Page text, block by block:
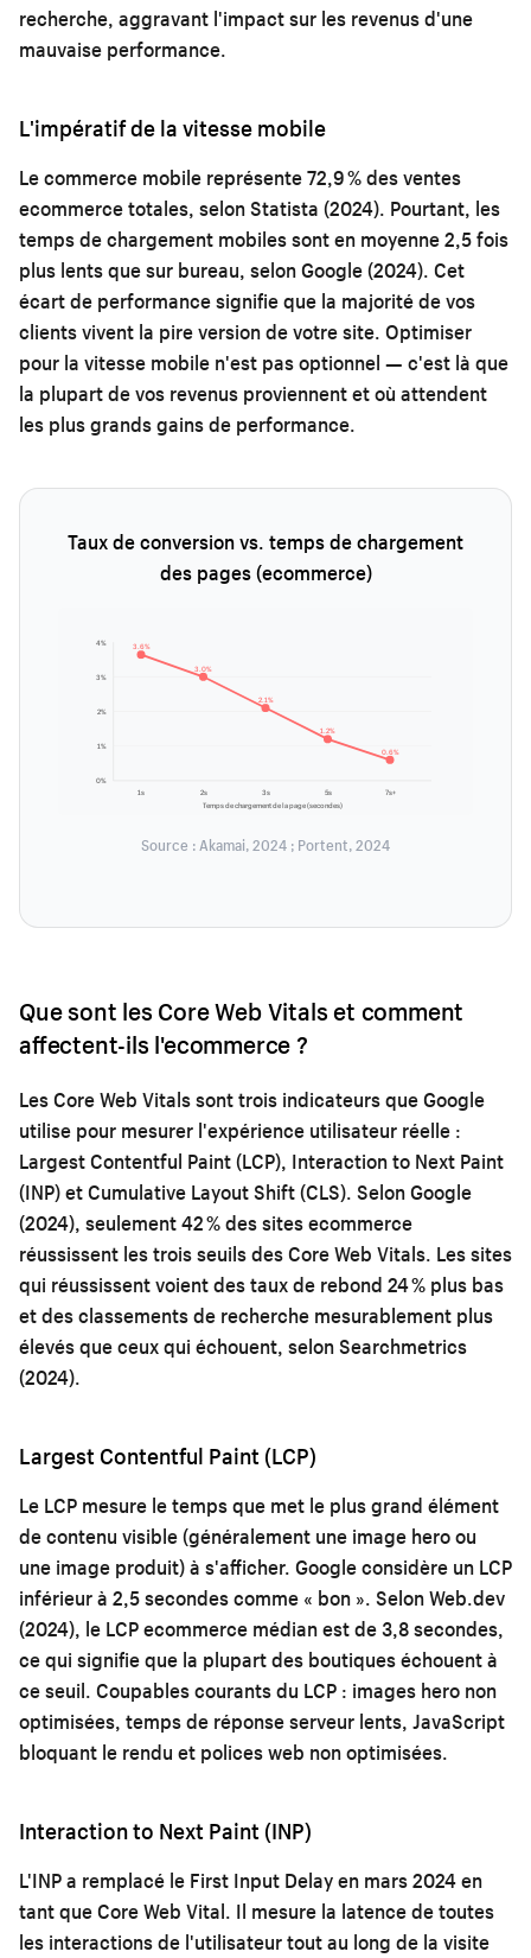
recherche, aggravant l'impact sur les revenus d'une
mauvaise performance.
L'impératif de la vitesse mobile
Le commerce mobile représente 72,9 % des ventes
ecommerce totales, selon Statista (2024). Pourtant, les
temps de chargement mobiles sont en moyenne 2,5 fois
plus lents que sur bureau, selon Google (2024). Cet
écart de performance signifie que la majorité de vos
clients vivent la pire version de votre site. Optimiser
pour la vitesse mobile n'est pas optionnel — c'est là que
la plupart de vos revenus proviennent et où attendent
les plus grands gains de performance.
Taux de conversion vs. temps de chargement
des pages (ecommerce)
0%
1%
2%
3%
4% 3.6%
3.0%
2.1%
1.2%
0.6%
1s 2s 3s 5s 7s+
Temps de chargement de la page (secondes)
Source : Akamai, 2024 ; Portent, 2024
Que sont les Core Web Vitals et comment
affectent-ils l'ecommerce ?
Les Core Web Vitals sont trois indicateurs que Google
utilise pour mesurer l'expérience utilisateur réelle :
Largest Contentful Paint (LCP), Interaction to Next Paint
(INP) et Cumulative Layout Shift (CLS). Selon Google
(2024), seulement 42 % des sites ecommerce
réussissent les trois seuils des Core Web Vitals. Les sites
qui réussissent voient des taux de rebond 24 % plus bas
et des classements de recherche mesurablement plus
élevés que ceux qui échouent, selon Searchmetrics
(2024).
Largest Contentful Paint (LCP)
Le LCP mesure le temps que met le plus grand élément
de contenu visible (généralement une image hero ou
une image produit) à s'afficher. Google considère un LCP
inférieur à 2,5 secondes comme « bon ». Selon Web.dev
(2024), le LCP ecommerce médian est de 3,8 secondes,
ce qui signifie que la plupart des boutiques échouent à
ce seuil. Coupables courants du LCP : images hero non
optimisées, temps de réponse serveur lents, JavaScript
bloquant le rendu et polices web non optimisées.
Interaction to Next Paint (INP)
L'INP a remplacé le First Input Delay en mars 2024 en
tant que Core Web Vital. Il mesure la latence de toutes
les interactions de l'utilisateur tout au long de la visite